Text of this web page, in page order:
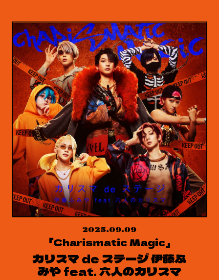
2025.09.09
「Charismatic Magic」
カリスマ de ステージ 伊藤ふ
みや feat. 六人のカリスマ